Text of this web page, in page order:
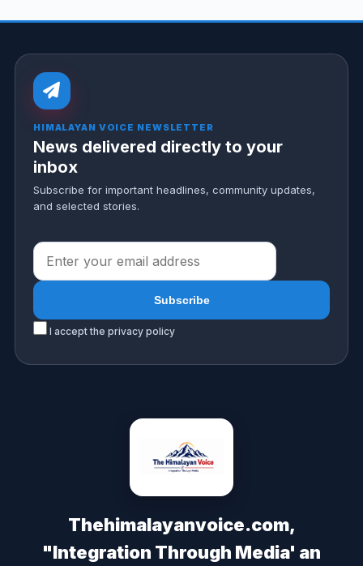
HIMALAYAN VOICE NEWSLETTER
News delivered directly to your
inbox
Subscribe for important headlines, community updates,
and selected stories.
I accept the privacy policy
Thehimalayanvoice.com,
"Integration Through Media' an